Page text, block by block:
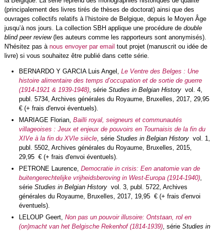
(principalement des livres tirés de thèses de doctorat) ainsi que des
ouvrages collectifs relatifs à l’histoire de Belgique, depuis le Moyen Âge
jusqu’à nos jours. La collection SBH applique une procédure de double
blind peer review(les auteurs comme les rapporteurs sont anonymisés).
N'hésitez pas à nous envoyer par email tout projet (manuscrit ou idée de
livre) si vous souhaitez être publié dans cette série.
BERNARDO Y GARCIA Luis Angel, Le Ventre des Belges : Une
histoire alimentaire des temps d’occupation et de sortie de guerre
(1914-1921 & 1939-1948), série Studies in Belgian Historyvol. 4,
publ. 5734, Archives générales du Royaume, Bruxelles, 2017, 29,95
€ (+ frais d'envoi éventuels).
MARIAGE Florian, Bailli royal, seigneurs et communautés
villageoises : Jeux et enjeux de pouvoirs en Tournaisis de la fin du
XIVe à la fin du XVIe siècle, série Studies in Belgian Historyvol. 1,
publ. 5502, Archives générales du Royaume, Bruxelles, 2015,
29,95 € (+ frais d'envoi éventuels).
PETRONE Laurence, Democratie in crisis: Een anatomie van de
buitengerechtelijke vrijheidsberoving in West-Europa (1914-1940),
série Studies in Belgian Historyvol. 3, publ. 5722, Archives
générales du Royaume, Bruxelles, 2017, 19,95 € (+ frais d'envoi
éventuels).
LELOUP Geert, Non pas un pouvoir illusoire: Ontstaan, rol en
(on)macht van het Belgische Rekenhof (1814-1939), série Studies in